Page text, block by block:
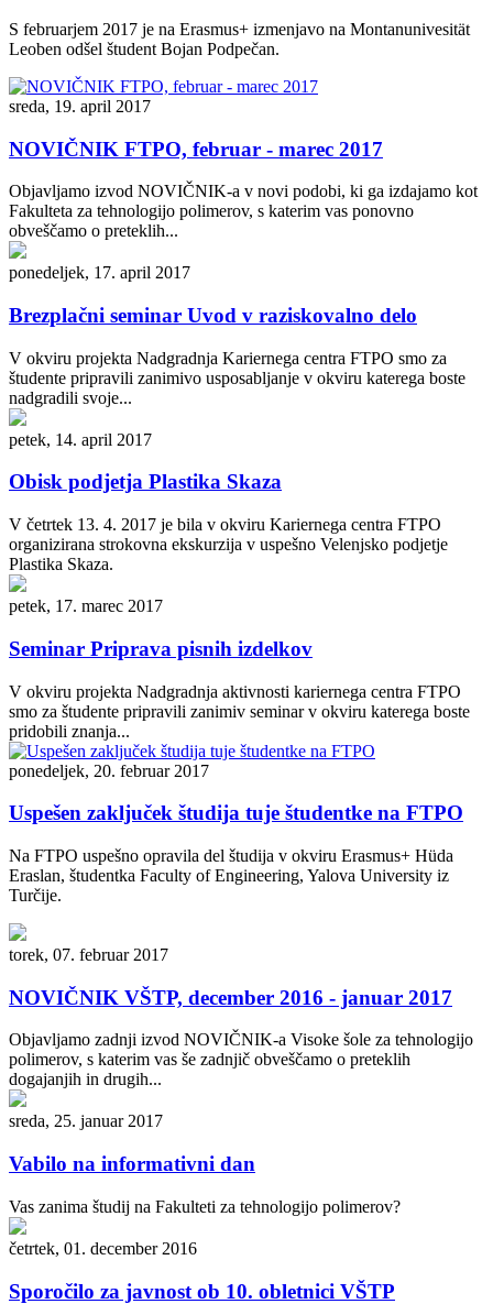
S februarjem 2017 je na Erasmus+ izmenjavo na Montanunivesität
Leoben odšel študent Bojan Podpečan.
sreda, 19. april 2017
NOVIČNIK FTPO, februar - marec 2017
Objavljamo izvod NOVIČNIK-a v novi podobi, ki ga izdajamo kot
Fakulteta za tehnologijo polimerov, s katerim vas ponovno
obveščamo o preteklih...
ponedeljek, 17. april 2017
Brezplačni seminar Uvod v raziskovalno delo
V okviru projekta Nadgradnja Kariernega centra FTPO smo za
študente pripravili zanimivo usposabljanje v okviru katerega boste
nadgradili svoje...
petek, 14. april 2017
Obisk podjetja Plastika Skaza
V četrtek 13. 4. 2017 je bila v okviru Kariernega centra FTPO
organizirana strokovna ekskurzija v uspešno Velenjsko podjetje
Plastika Skaza.
petek, 17. marec 2017
Seminar Priprava pisnih izdelkov
V okviru projekta Nadgradnja aktivnosti kariernega centra FTPO
smo za študente pripravili zanimiv seminar v okviru katerega boste
pridobili znanja...
ponedeljek, 20. februar 2017
Uspešen zaključek študija tuje študentke na FTPO
Na FTPO uspešno opravila del študija v okviru Erasmus+ Hüda
Eraslan, študentka Faculty of Engineering, Yalova University iz
Turčije.
torek, 07. februar 2017
NOVIČNIK VŠTP, december 2016 - januar 2017
Objavljamo zadnji izvod NOVIČNIK-a Visoke šole za tehnologijo
polimerov, s katerim vas še zadnjič obveščamo o preteklih
dogajanjih in drugih...
sreda, 25. januar 2017
Vabilo na informativni dan
Vas zanima študij na Fakulteti za tehnologijo polimerov?
četrtek, 01. december 2016
Sporočilo za javnost ob 10. obletnici VŠTP